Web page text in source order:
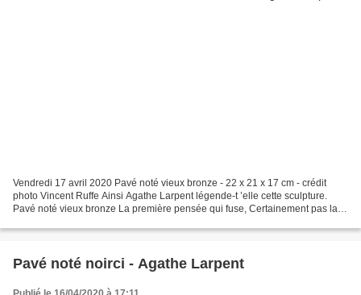
Vendredi 17 avril 2020 Pavé noté vieux bronze - 22 x 21 x 17 cm - crédit
photo Vincent Ruffe Ainsi Agathe Larpent légende-t ’elle cette sculpture.
Pavé noté vieux bronze La première pensée qui fuse, Certainement pas la
Pavé noté noirci - Agathe Larpent